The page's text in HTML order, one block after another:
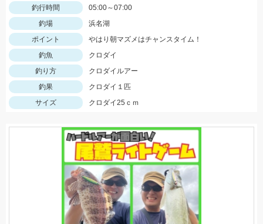
釣行時間
05:00～07:00
釣場
浜名湖
ポイント
やはり朝マズメはチャンスタイム！
釣魚
クロダイ
釣り方
クロダイルアー
釣果
クロダイ１匹
サイズ
クロダイ25ｃｍ